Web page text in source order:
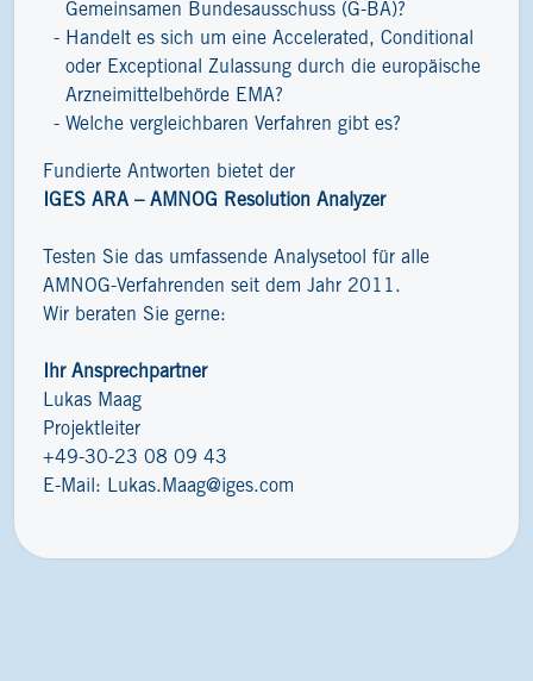
Gemeinsamen Bundesausschuss (G-BA)?
Handelt es sich um eine Accelerated, Conditional
oder Exceptional Zulassung durch die europäische
Arzneimittelbehörde EMA?
Welche vergleichbaren Verfahren gibt es?
Fundierte Antworten bietet der
IGES ARA – AMNOG Resolution Analyzer
Testen Sie das umfassende Analysetool für alle
AMNOG-Verfahrenden seit dem Jahr 2011.
Wir beraten Sie gerne:
Ihr Ansprechpartner
Lukas Maag
Projektleiter
+49-30-23 08 09 43
E-Mail: Lukas.Maag@iges.com